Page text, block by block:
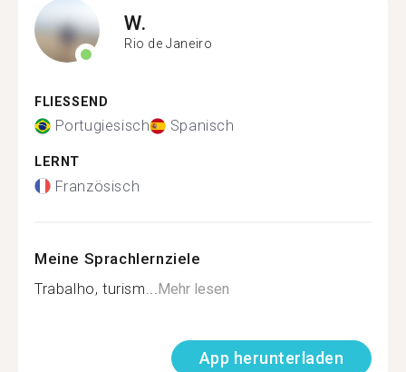
W.
Rio de Janeiro
FLIESSEND
Portugiesisch Spanisch
LERNT
Französisch
Meine Sprachlernziele
Trabalho, turism... Mehr lesen
App herunterladen